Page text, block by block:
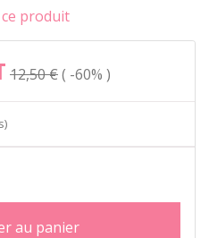
produit
12,50 € -60%
au panier